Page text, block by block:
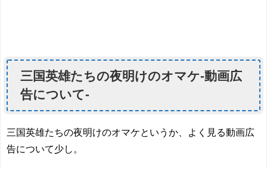
三国英雄たちの夜明けのオマケ-動画広
告について-
三国英雄たちの夜明けのオマケというか、よく見る動画広
告について少し。